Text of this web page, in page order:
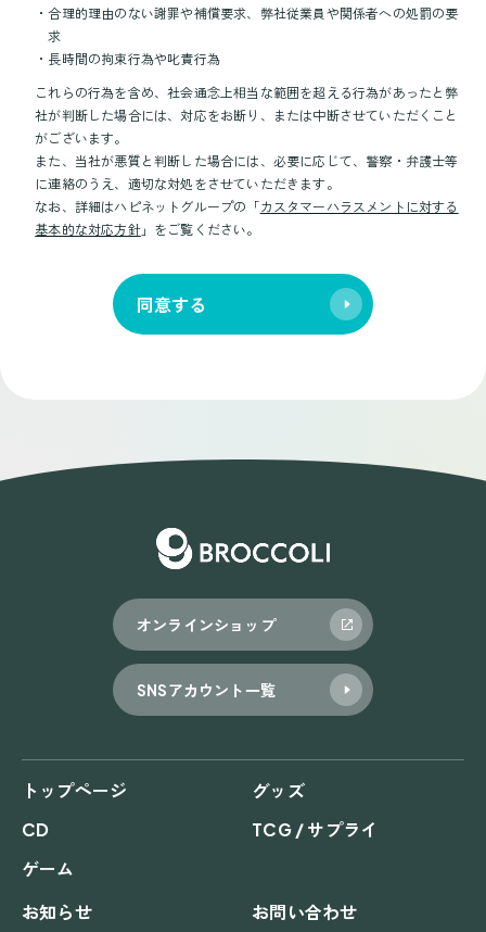
・合理的理由のない謝罪や補償要求、弊社従業員や関係者への処罰の要
求
・ 長時間の拘束行為や叱責行為
これらの行為を含め、社会通念上相当な範囲を超える行為があったと弊
社が判断した場合には、対応をお断り、または中断させていただくこと
がございます。
また、当社が悪質と判断した場合には、必要に応じて、警察・弁護士等
に連絡のうえ、適切な対処をさせていただきます。
なお、詳細はハピネットグループの「カスタマーハラスメントに対する
基本的な対応方針」をご覧ください。
同意する
オンラインショップ
SNSアカウント一覧
トップページ
グッズ
CD
TCG / サプライ
ゲーム
お知らせ
お問い合わせ